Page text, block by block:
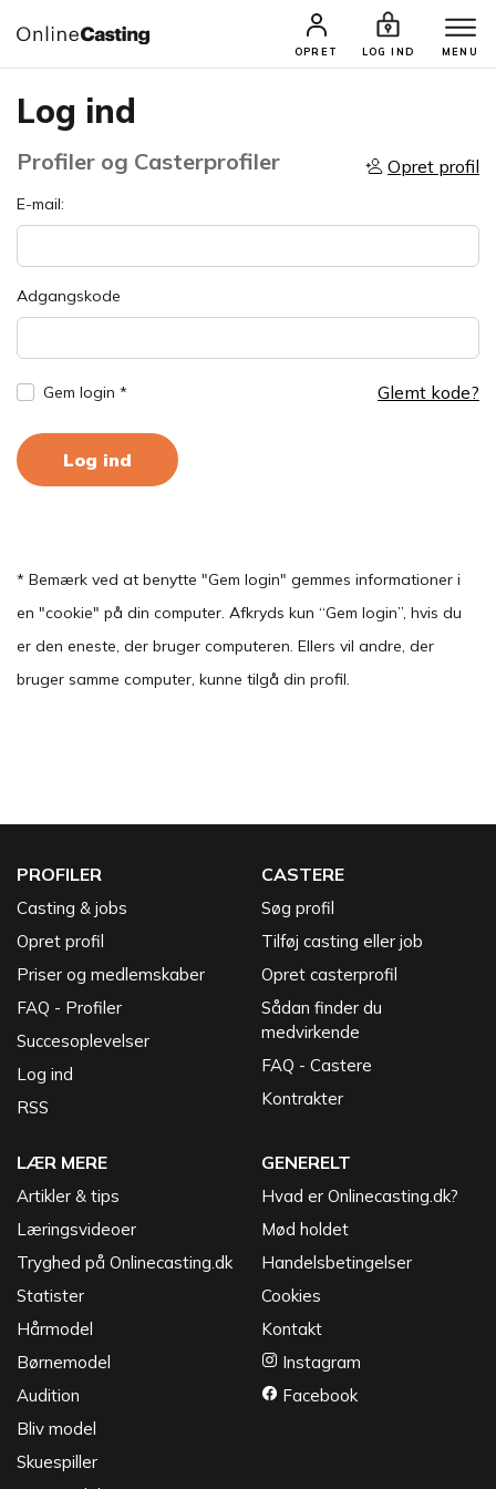
OPRET LOG IND MENU
Log ind
Profiler og Casterprofiler Opret profil
E-mail:
Adgangskode
Gem login * Glemt kode?
Log ind
* Bemærk ved at benytte "Gem login" gemmes informationer i
en "cookie" på din computer. Afkryds kun “Gem login”, hvis du
er den eneste, der bruger computeren. Ellers vil andre, der
bruger samme computer, kunne tilgå din profil.
PROFILER
Casting & jobs
Opret profil
Priser og medlemskaber
FAQ - Profiler
Succesoplevelser
Log ind
RSS
CASTERE
Søg profil
Tilføj casting eller job
Opret casterprofil
Sådan finder du
medvirkende
FAQ - Castere
Kontrakter
LÆR MERE
Artikler & tips
Læringsvideoer
Tryghed på Onlinecasting.dk
Statister
Hårmodel
Børnemodel
Audition
Bliv model
Skuespiller
GENERELT
Hvad er Onlinecasting.dk?
Mød holdet
Handelsbetingelser
Cookies
Kontakt
Instagram
Facebook